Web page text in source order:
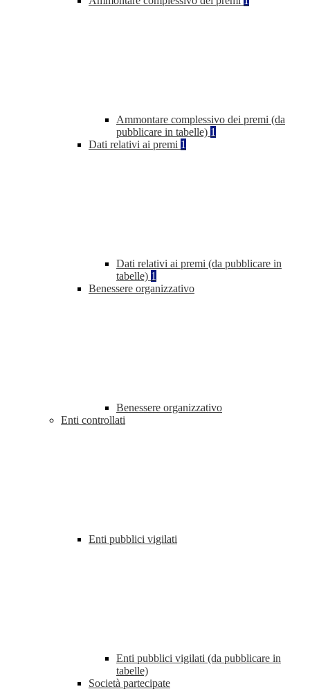
Ammontare complessivo dei premi (da
pubblicare in tabelle) 1
Dati relativi ai premi 1
Dati relativi ai premi (da pubblicare in
tabelle) 1
Benessere organizzativo
Benessere organizzativo
Enti controllati
Enti pubblici vigilati
Enti pubblici vigilati (da pubblicare in
tabelle)
Società partecipate